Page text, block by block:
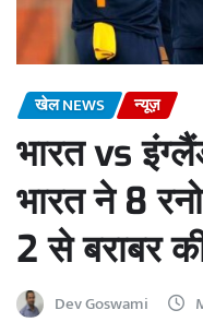
खेल NEWS न्यूज़
भारत vs
भारत ने 8
2 से बराबर
Dev Goswami